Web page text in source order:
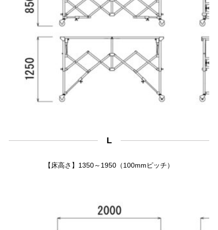
L
【床高さ】1350～1950（100mmピッチ）